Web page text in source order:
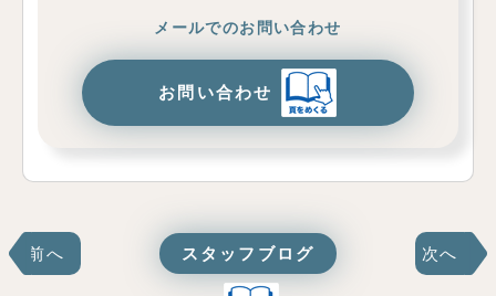
メールでのお問い合わせ
お問い合わせ
前へ スタッフブログ 次へ